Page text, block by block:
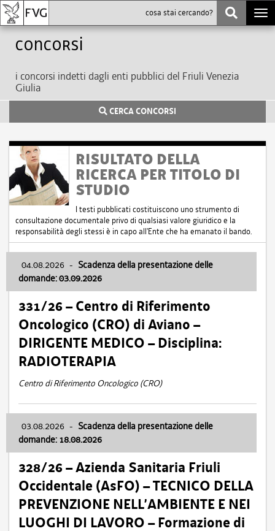
Concorsi
i concorsi indetti dagli enti pubblici del Friuli Venezia
Giulia
CERCA CONCORSI
RISULTATO DELLA
RICERCA PER TITOLO DI
STUDIO
I testi pubblicati costituiscono uno strumento di
consultazione documentale privo di qualsiasi valore giuridico e la
responsabilità degli stessi è in capo all'Ente che ha emanato il bando.
04.08.2026 - Scadenza della presentazione delle
domande: 03.09.2026
331/26 – Centro di Riferimento
Oncologico (CRO) di Aviano –
DIRIGENTE MEDICO – Disciplina:
RADIOTERAPIA
Centro di Riferimento Oncologico (CRO)
03.08.2026 - Scadenza della presentazione delle
domande: 18.08.2026
328/26 – Azienda Sanitaria Friuli
Occidentale (AsFO) – TECNICO DELLA
PREVENZIONE NELL’AMBIENTE E NEI
LUOGHI DI LAVORO – Formazione di